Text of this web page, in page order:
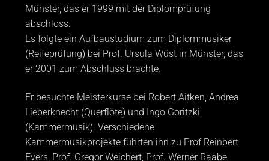
Münster, das er 1999 mit der Diplomprüfung
abschloss.
Es folgte ein Aufbaustudium zum Diplommusiker
(Reifeprüfung) bei Prof. Ursula Wüst in Münster, das
er 2001 zum Abschluss brachte.
Er besuchte Meisterkurse bei Robert Aitken, Andrea
Lieberknecht (Querflöte) und Ingo Goritzki
(Kammermusik). Verschiedene
Kammermusikprojekte führten ihn zu Prof Reinbert
Evers, Prof. Gregor Weichert, Prof. Werner Raabe